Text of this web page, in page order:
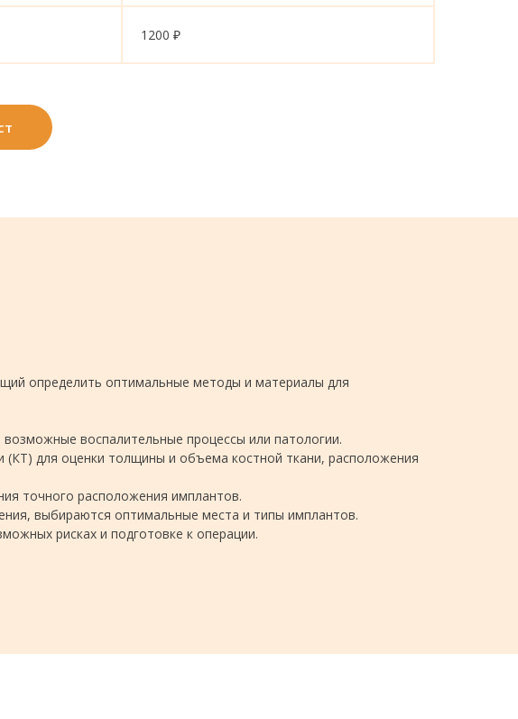
1200 ₽
определить оптимальные методы и материалы для
воспалительные процессы или патологии.
(КТ) для оценки толщины и объема костной ткани, расположения
точного расположения имплантов.
выбираются оптимальные места и типы имплантов.
рисках и подготовке к операции.